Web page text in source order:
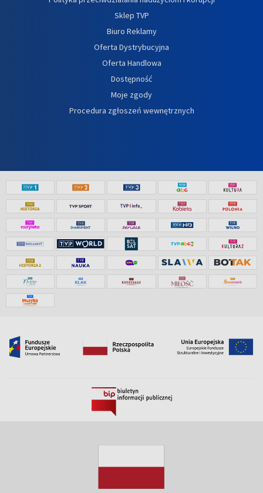
Sklep TVP
Biuro Reklamy
Oferta Dystrybucyjna
Oferta Handlowa
Dostępność
Moje zgody
Procedura zgłoszeń wewnętrznych